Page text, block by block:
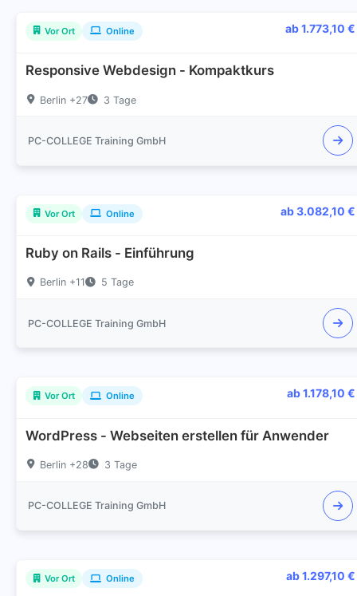
Vor Ort Online ab 1.773,10 €
Responsive Webdesign - Kompaktkurs
Berlin +27 3 Tage
PC-COLLEGE Training GmbH
Vor Ort Online ab 3.082,10 €
Ruby on Rails - Einführung
Berlin +11 5 Tage
PC-COLLEGE Training GmbH
Vor Ort Online ab 1.178,10 €
WordPress - Webseiten erstellen für Anwender
Berlin +28 3 Tage
PC-COLLEGE Training GmbH
Vor Ort Online ab 1.297,10 €